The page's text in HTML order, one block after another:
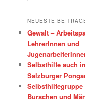
h
n
NEUESTE
Gewalt –
LehrerInnen und
Selbsthilfe auch
Salzburger
Selbsthilfegruppe
Burschen und